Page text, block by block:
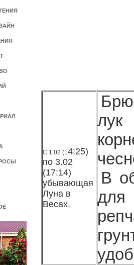
С 1.02 (14:25)
по 3.02
(17:14)
убывающая
Луна в
Весах.
В
для